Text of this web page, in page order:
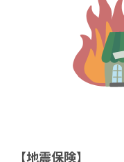
【地震保険】